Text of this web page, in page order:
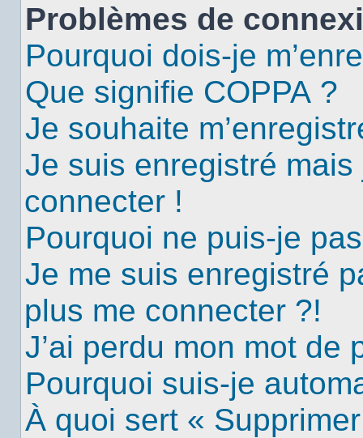
Problèmes de
Pourquoi dois-je
Que signifie COPPA ?
Je souhaite
Je suis enregistré
connecter !
Pourquoi ne puis-je
Je me suis enregistré
plus me connecter ?!
J’ai perdu mon mot de
Pourquoi suis-je
À quoi sert «